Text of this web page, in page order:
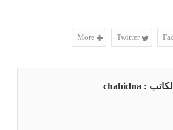
Twitter
الكاتب : chahidna